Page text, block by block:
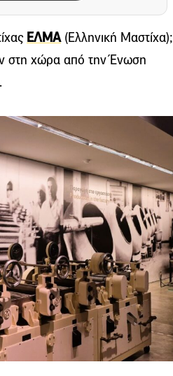
ΕΛΜΑ(Ελληνική Μαστίχα);
στη χώρα από την Ένωση